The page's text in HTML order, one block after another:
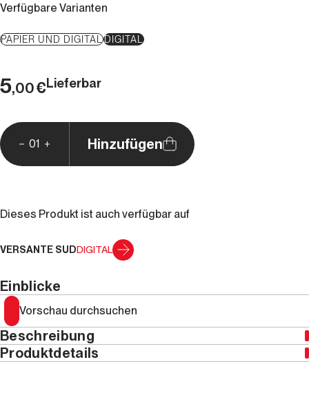
Verfügbare Varianten
PAPIER UND DIGITALDIGITAL
5,00€Lieferbar
01 Hinzufügen
Dieses Produkt ist auch verfügbar auf
VERSANTE SUDDIGITAL
Einblicke
Vorschau durchsuchen
Beschreibung
Produktdetails